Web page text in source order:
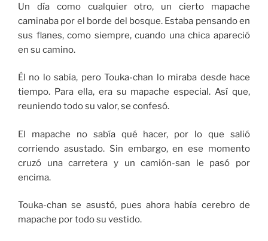
troll!»
Un día como cualquier otro, un cierto mapache
caminaba por el borde del bosque. Estaba pensando en
sus flanes, como siempre, cuando una chica apareció
en su camino.
Él no lo sabía, pero Touka-chan lo miraba desde hace
tiempo. Para ella, era su mapache especial. Así que,
reuniendo todo su valor, se confesó.
El mapache no sabía qué hacer, por lo que salió
corriendo asustado. Sin embargo, en ese momento
cruzó una carretera y un camión-san le pasó por
encima.
Touka-chan se asustó, pues ahora había cerebro de
mapache por todo su vestido.